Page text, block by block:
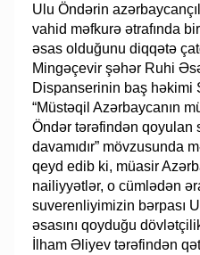
Ulu Öndərin
vahid məfkurə ətrafında
əsas olduğunu diqqətə
Mingəçevir şəhər Ruhi
Dispanserinin baş həkimi
“Müstəqil Azərbaycanın
Öndər tərəfindən qoyulan
davamıdır” mövzusunda
qeyd edib ki, müasir
nailiyyətlər, o cümlədən
suverenliyimizin bərpası
əsasını qoyduğu
İlham Əliyev tərəfindən